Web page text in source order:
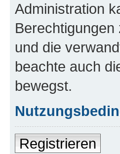
Administration
und die
beachte auch
bewegst.
Registrieren